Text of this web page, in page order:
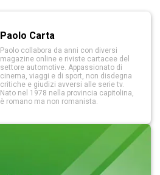
Paolo Carta
Paolo collabora da anni con diversi
magazine online e riviste cartacee del
settore automotive. Appassionato di
cinema, viaggi e di sport, non disdegna
critiche e giudizi avversi alle serie tv.
Nato nel 1978 nella provincia capitolina,
è romano ma non romanista.